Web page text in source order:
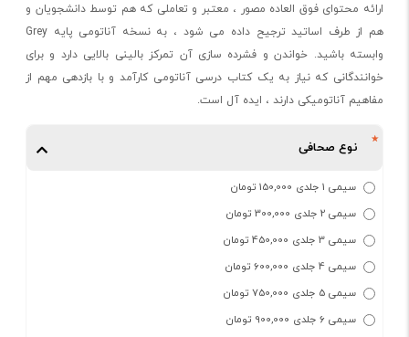
ارائه محتوای فوق العاده مصور ، معتبر و تعاملی که هم توسط دانشجویان و
هم از طرف اساتید ترجیح داده می شود ، به نسخه آناتومی پایه Grey
وابسته باشید. خواندن و فشرده سازی آن تمرکز بالینی بالایی دارد و برای
خوانندگانی که نیاز به یک کتاب درسی آناتومی کارآمد و با بازدهی مهم از
مفاهیم آناتومیکی دارند ، ایده آل است.
نوع صحافی
سیمی 1 جلدی 150,000 تومان
سیمی 2 جلدی 300,000 تومان
سیمی 3 جلدی 450,000 تومان
سیمی 4 جلدی 600,000 تومان
سیمی 5 جلدی 750,000 تومان
سیمی 6 جلدی 900,000 تومان